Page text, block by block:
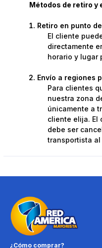
Métodos de retiro y
Retiro en punto
El cliente
directamente
horario y lugar
Envío a regiones
Para clientes
nuestra zona
únicamente a
cliente elija. El
debe ser
transportista al
¿Cómo comprar?